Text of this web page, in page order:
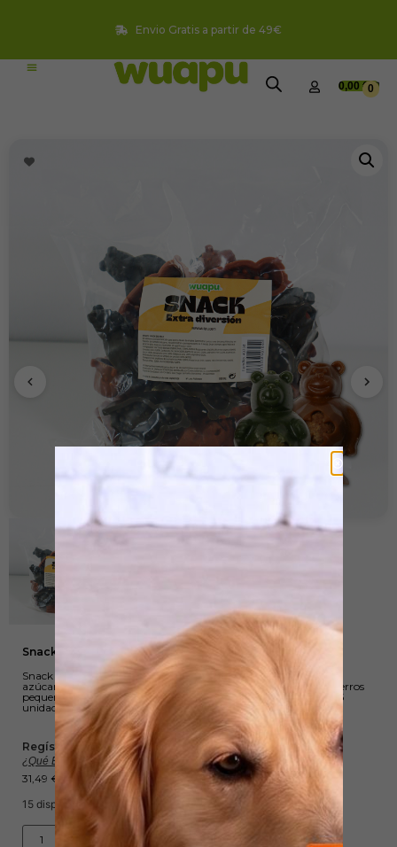
Envio Gratis a partir de 49€
0,00 €0
Snack Ositos Rellenos. 1 kg
Snack para perros nutricionalmente equilibrado al no contener
azúcares, cereales ni glúten en forma de ositos. Indicado para perros
pequeños/medianos, los ositos miden 7cm. Envase de 1kg con 25
unidades aproximadamente
Regístrate, comparte y gana Wuapu Points :
¿Qué Es Esto?
31,49 €
15 disponibles
Añadir al carrito